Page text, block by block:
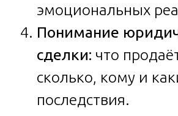
эмоциональных
Понимание
сделки: что
сколько, кому и
последствия.